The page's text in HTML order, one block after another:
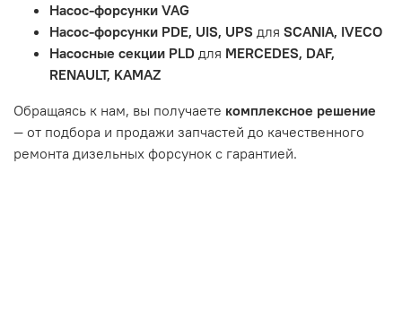
Неисправности вызваны ДТП, неправильной установкой
или чрезмерным износом.
Неисправность топливной системы или системы
впуска/выпуска.
Насос-форсунки VAG
Насос-форсунки PDE, UIS, UPS для SCANIA, IVECO
Насосные секции PLD для MERCEDES, DAF,
RENAULT, KAMAZ
Обращаясь к нам, вы получаете комплексное решение
— от подбора и продажи запчастей до качественного
ремонта дизельных форсунок с гарантией.